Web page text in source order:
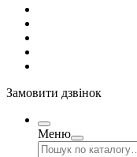
Замовити дзвінок
Меню